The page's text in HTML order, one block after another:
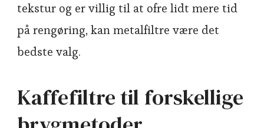
tekstur og er villig til at ofre lidt mere tid
på rengøring, kan metalfiltre være det
bedste valg.
Kaffefiltre til forskellige